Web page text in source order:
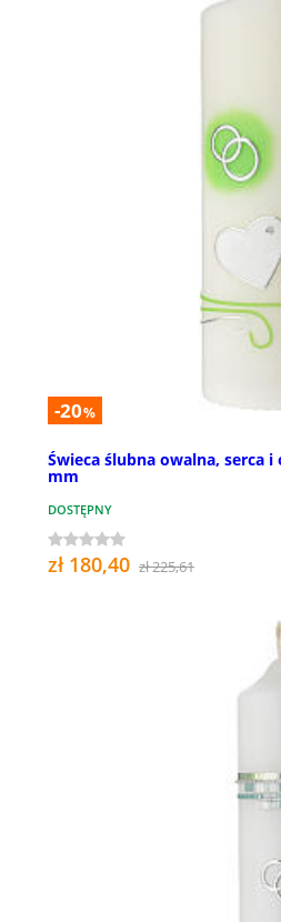
-20%
Świeca ślubna owalna, serca
mm
DOSTĘPNY
zł 180,40 zł 225,61